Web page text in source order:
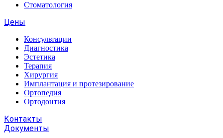
Стоматология
Цены
Консультации
Диагностика
Эстетика
Терапия
Хирургия
Имплантация и протезирование
Ортопедия
Ортодонтия
Контакты
Документы